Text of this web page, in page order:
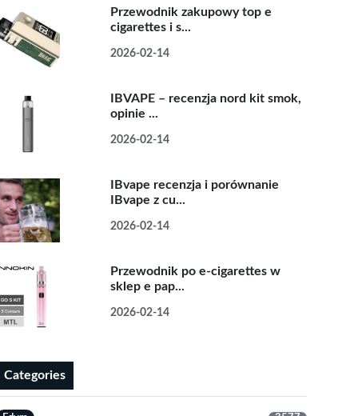
Przewodnik zakupowy top e
cigarettes i s...
2026-02-14
IBVAPE – recenzja nord kit smok,
opinie ...
2026-02-14
IBvape recenzja i porównanie
IBvape z cu...
2026-02-14
Przewodnik po e-cigarettes w
sklep e pap...
2026-02-14
Categories